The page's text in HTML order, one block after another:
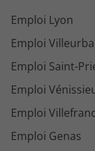
Emploi Lyon
Emploi
Emploi Saint-
Emploi
Emploi
Emploi Genas